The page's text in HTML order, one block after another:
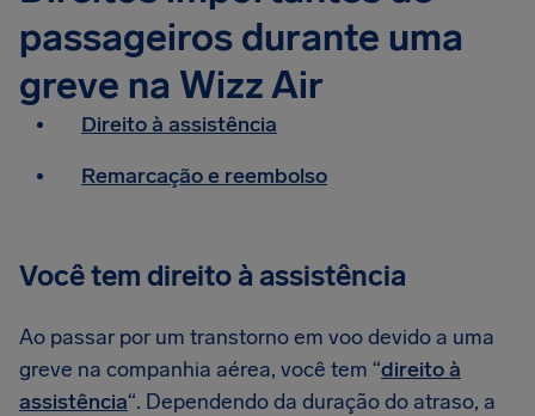
passageiros durante uma
greve na Wizz Air
Direito à assistência
Remarcação e reembolso
Você tem direito à assistência
Ao passar por um transtorno em voo devido a uma
greve na companhia aérea, você tem “direito à
assistência“. Dependendo da duração do atraso, a